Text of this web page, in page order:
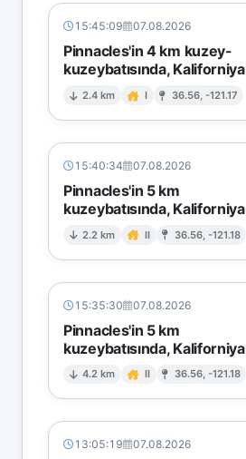
15:45:09 07.08.2026
Pinnacles'in 4 km kuzey-
kuzeybatısında, Kaliforniya
2.4 km I 36.56, -121.17
15:40:34 07.08.2026
Pinnacles'in 5 km
kuzeybatısında, Kaliforniya
2.2 km II 36.56, -121.18
15:35:30 07.08.2026
Pinnacles'in 5 km
kuzeybatısında, Kaliforniya
4.2 km II 36.56, -121.18
13:05:19 07.08.2026